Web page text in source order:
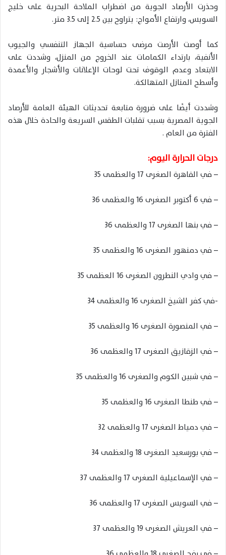
وحذرت الأرصاد الجوية من اضطراب الملاحة البحرية على خليج
السويس، وارتفاع الأمواج: يتراوح بين 2.5 إلى 3.5 متر.
كما أوصت الأرصت مرضى حساسية الجهاز التنفسي والجيوب
الأنفية، بارتداء الكمامات عند الخروج من المنزل، وشددت على
الابتعاد وعدم الوقوف تحت لوحات الإعلانات والأشجار والأعمدة
وأسطح المنازل المتهالكة.
وشددت أيضًا على ضرورة متابعة تحديثات الهيئة العامة للأرصاد
الجوية المصرية بسبب تقلبات الطقس السريعة والحادة خلال هذه
الفترة من العام .
درجات الحرارة اليوم:
– في القاهرة الصغرى 17 والعظمى 35
– في 6 أكتوبر الصغرى 16 والعظمى 36
– في بنها الصغرى 17 والعظمى 36
– في دمنهور الصغرى 16 والعظمى 35
– في وادي النطرون الصغرى 16 العظمى 35
-في كفر الشيخ الصغرى 16 والعظمى 34
– في المنصورة الصغرى 16 والعظمى 35
– في الزقازيق الصغرى 17 والعظمى 36
– في شبين الكوم والصغرى 16 والعظمى 35
– في طنطا الصغرى 16 والعظمى 35
– في دمياط الصغرى 17 والعظمى 32
– في بورسعيد الصغرى 18 والعظمى 34
– في الإسماعيلية الصغرى 17 والعظمى 37
– في السويس الصغرى 17 والعظمى 36
– في العريش الصغرى 19 والعظمى 37